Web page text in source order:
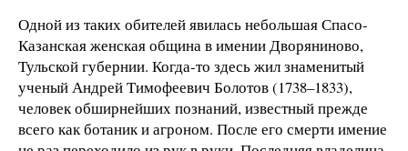
Одной из таких обителей явилась небольшая Спасо-
Казанская женская община в имении Дворяниново,
Тульской губернии. Когда-то здесь жил знаменитый
ученый Андрей Тимофеевич Болотов (1738–1833),
человек обширнейших познаний, известный прежде
всего как ботаник и агроном. После его смерти имение